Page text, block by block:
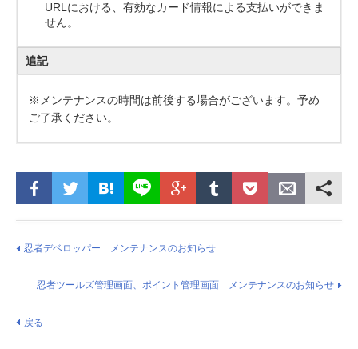
URLにおける、有効なカード情報による支払いができま
せん。
追記
※メンテナンスの時間は前後する場合がございます。予め
ご了承ください。
忍者デベロッパー メンテナンスのお知らせ
忍者ツールズ管理画面、ポイント管理画面 メンテナンスのお知らせ
戻る